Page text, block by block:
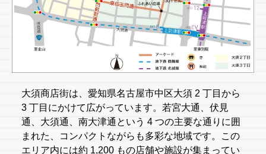
大須商店街は、愛知県名古屋市中区大須 2 丁目から
3 丁目にかけて広がっています。若宮大通、伏見
通、大須通、南大津通という 4 つの主要な通りに囲
まれた、コンパクトながらも多彩な地域です。この
エリア内には約 1,200 もの店舗や施設が集まってい